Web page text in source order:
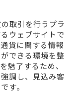
取引を行うプラ
ウェブサイトで
貨に関する情報
できる環境を整
魅了するため、
調し、見込み客
す。